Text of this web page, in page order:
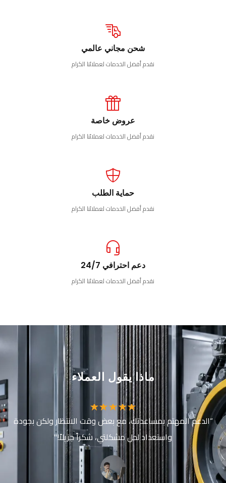
شحن مجاني عالمي
نقدم أفضل الخدمات لعملائنا الكرام
عروض خاصة
نقدم أفضل الخدمات لعملائنا الكرام
حماية الطلب
نقدم أفضل الخدمات لعملائنا الكرام
دعم احترافي 24/7
نقدم أفضل الخدمات لعملائنا الكرام
ماذا يقول العملاء
“الدعم المهتم بمساعدتك، مع بعض وقت الانتظار ولكن بجودة
واستعداد لحل مشكلتي، شكراً جزيلاً!"